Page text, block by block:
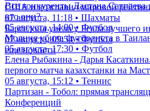
США и возглавил мировой
07 августа, 11:18 • Шахматы
Барселона увела у Реала лучшего
07 августа, 09:54 • Футбол
еще новости
Все конкуренты Дастана Сатпаева
кто они?
05 августа, 14:00 • Футбол
Молния убила футболиста в
05 августа, 17:30 • Футбол
Елена Рыбакина - Дарья
первого матча казахстанки на
05 августа, 15:12 • Теннис
Партизан - Тобол: прямая
Конференций